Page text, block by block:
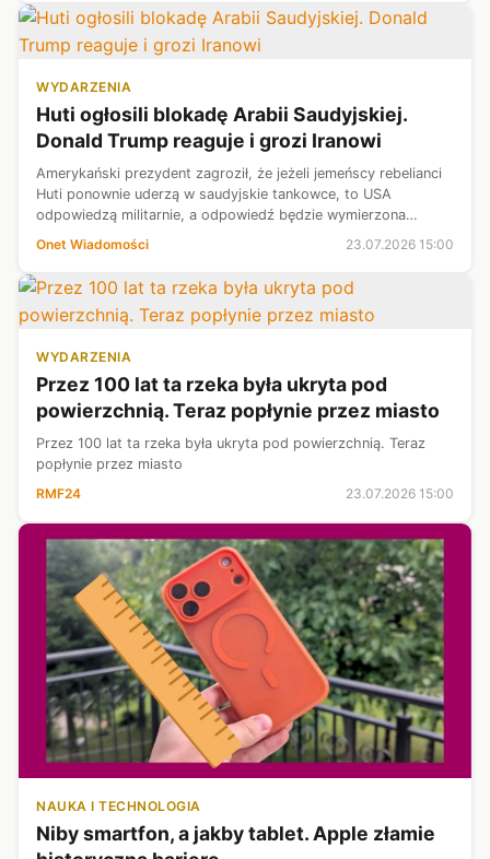
WYDARZENIA
Huti ogłosili blokadę Arabii Saudyjskiej.
Donald Trump reaguje i grozi Iranowi
Amerykański prezydent zagroził, że jeżeli jemeńscy rebelianci
Huti ponownie uderzą w saudyjskie tankowce, to USA
odpowiedzą militarnie, a odpowiedź będzie wymierzona
również w Iran.
Onet Wiadomości 23.07.2026 15:00
WYDARZENIA
Przez 100 lat ta rzeka była ukryta pod
powierzchnią. Teraz popłynie przez miasto
Przez 100 lat ta rzeka była ukryta pod powierzchnią. Teraz
popłynie przez miasto
RMF24
23.07.2026 15:00
NAUKA I TECHNOLOGIA
Niby smartfon, a jakby tablet. Apple złamie